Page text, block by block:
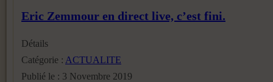
Eric Zemmour en direct live, c’est fini.
Détails
Catégorie : ACTUALITE
Publié le : 3 Novembre 2019